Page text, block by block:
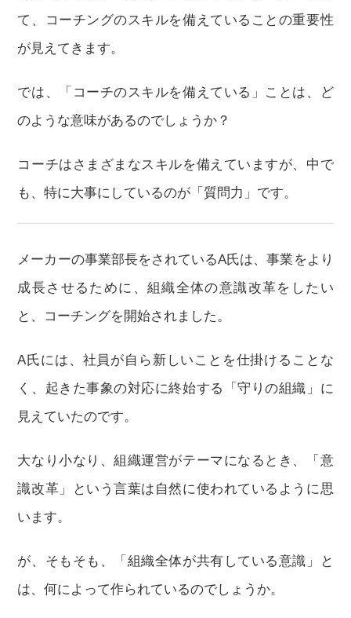
て、コーチングのスキルを備えていることの重要性
が見えてきます。
では、「コーチのスキルを備えている」ことは、ど
のような意味があるのでしょうか？
コーチはさまざまなスキルを備えていますが、中で
も、特に大事にしているのが「質問力」です。
メーカーの事業部長をされているA氏は、事業をより
成長させるために、組織全体の意識改革をしたい
と、コーチングを開始されました。
A氏には、社員が自ら新しいことを仕掛けることな
く、起きた事象の対応に終始する「守りの組織」に
見えていたのです。
大なり小なり、組織運営がテーマになるとき、「意
識改革」という言葉は自然に使われているように思
います。
が、そもそも、「組織全体が共有している意識」と
は、何によって作られているのでしょうか。